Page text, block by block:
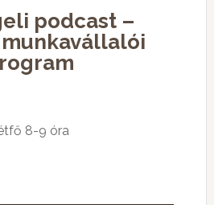
podcast –
8-9 óra